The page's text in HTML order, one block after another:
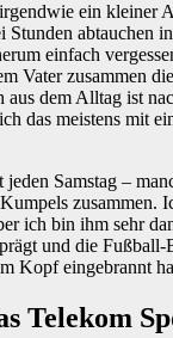
ein kleiner
Stunden abtauchen
einfach
Vater zusammen
aus dem Alltag ist
das meistens mit
Samstag –
zusammen.
ich bin ihm sehr
und die Fußball-
Kopf eingebrannt
Telekom